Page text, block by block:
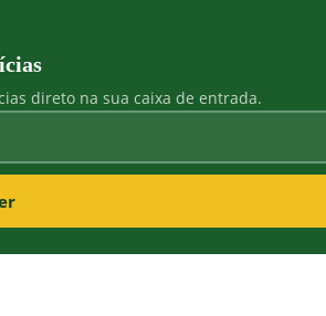
direto na sua caixa de entrada.